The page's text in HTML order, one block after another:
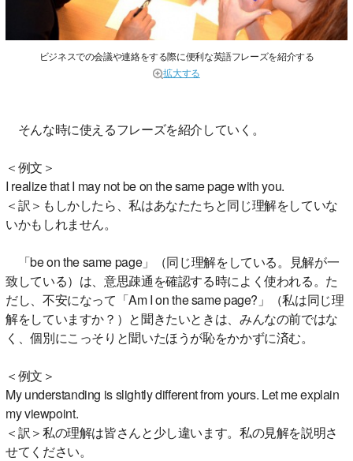
ビジネスでの会議や連絡をする際に便利な英語フレーズを紹介する
拡大する
そんな時に使えるフレーズを紹介していく。
＜例文＞
I realize that I may not be on the same page with you.
＜訳＞もしかしたら、私はあなたたちと同じ理解をしていな
いかもしれません。
「be on the same page」（同じ理解をしている。見解が一
致している）は、意思疎通を確認する時によく使われる。た
だし、不安になって「Am I on the same page?」（私は同じ理
解をしていますか？）と聞きたいときは、みんなの前ではな
く、個別にこっそりと聞いたほうが恥をかかずに済む。
＜例文＞
My understanding is slightly different from yours. Let me explain
my viewpoint.
＜訳＞私の理解は皆さんと少し違います。私の見解を説明さ
せてください。